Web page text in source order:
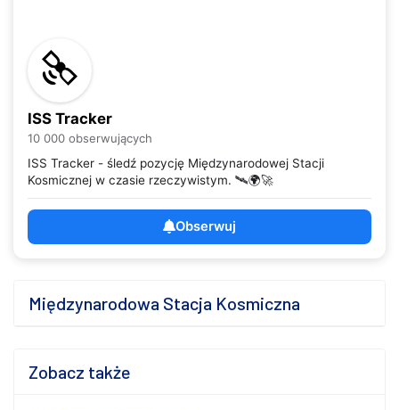
ISS Tracker
10 000 obserwujących
ISS Tracker - śledź pozycję Międzynarodowej Stacji
Kosmicznej w czasie rzeczywistym. 🛰️🌍🚀
Obserwuj
Międzynarodowa Stacja Kosmiczna
Zobacz także